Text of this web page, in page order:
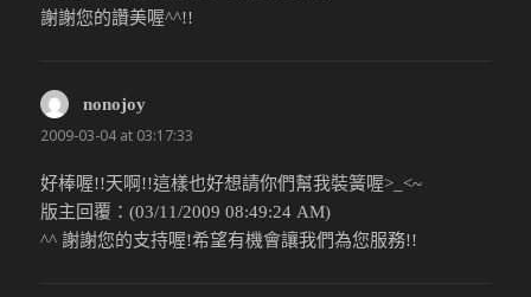
謝謝您的讚美喔^^!!
nonojoy
2009-03-04 at 03:17:33
好棒喔!!天啊!!這樣也好想請你們幫我裝簧喔>_<~
版主回覆：(03/11/2009 08:49:24 AM)
^^ 謝謝您的支持喔!希望有機會讓我們為您服務!!